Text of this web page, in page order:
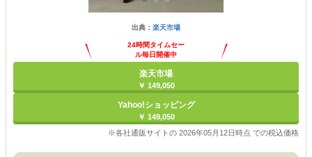
出典： 楽天市場
24時間タイムセー
ル毎日開催中
楽天市場
￥ 149,050
Yahoo!ショッピング
￥ 149,050
※各社通販サイトの 2026年05月12日時点 での税込価格